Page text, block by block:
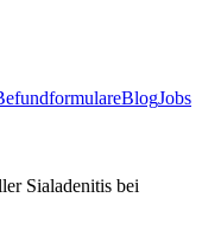
BlogJobs
Sialadenitis bei